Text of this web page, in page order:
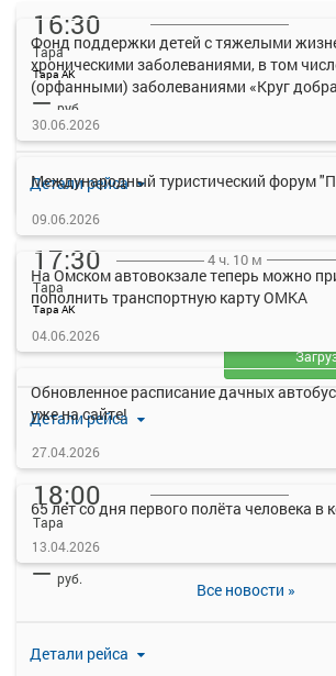
16:30
Тара
Тара АК
Детали рейса
— руб.
17:30
Тара
Тара АК
4 ч. 10 м
Детали рейса
— руб.
18:00
Тара
Тара АК
Детали рейса
— руб.
Фонд поддержки детей с тяжелыми
хроническими заболеваниями, в том
(орфанными) заболеваниями «Круг
30.06.2026
Международный туристический форум
09.06.2026
На Омском автовокзале теперь можно
пополнить транспортную карту ОМКА
04.06.2026
Обновленное расписание дачных
уже на сайте!
27.04.2026
65 лет со дня первого полёта человека в
13.04.2026
Все новости »